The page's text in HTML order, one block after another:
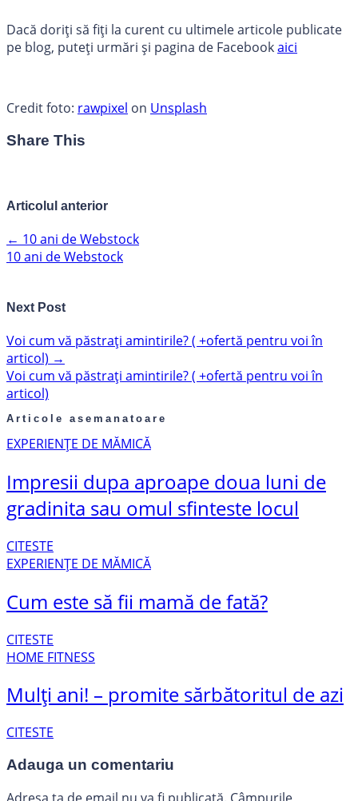
Dacă doriți să fiți la curent cu ultimele articole publicate
pe blog, puteți urmări și pagina de Facebookaici
Credit foto: rawpixel on Unsplash
Share This
Articolul anterior
← 10 ani de Webstock
10 ani de Webstock
Next Post
Voi cum vă păstrați amintirile? ( +ofertă pentru voi în
articol) →
Voi cum vă păstrați amintirile? ( +ofertă pentru voi în
articol)
Articole asemanatoare
EXPERIENȚE DE MĂMICĂ
Impresii dupa aproape doua luni de
gradinita sau omul sfinteste locul
CITESTE
EXPERIENȚE DE MĂMICĂ
Cum este să fii mamă de fată?
CITESTE
HOME FITNESS
Mulți ani! – promite sărbătoritul de azi
CITESTE
Adauga un comentariu